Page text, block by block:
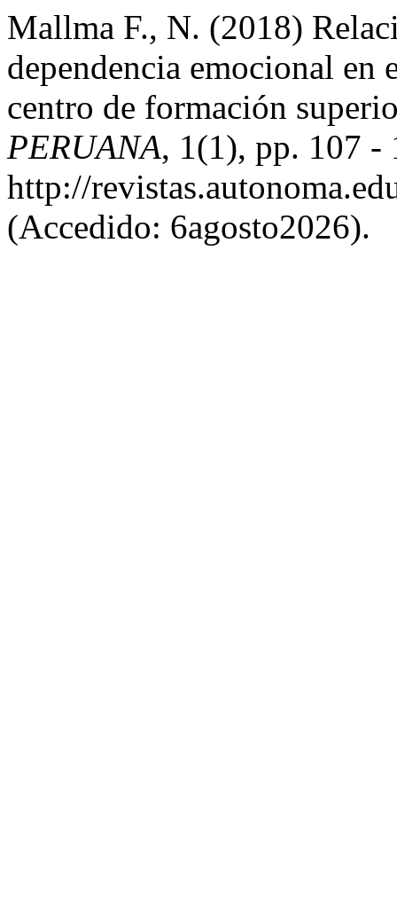
Mallma F., N. (2018)
dependencia emocional en
centro de formación
PERUANA, 1(1), pp. 107 -
http://
(Accedido: 6agosto2026).